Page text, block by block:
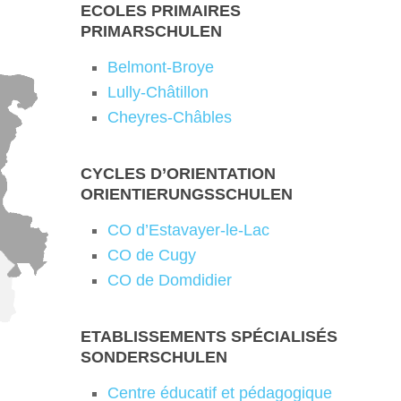
ECOLES PRIMAIRES
PRIMARSCHULEN
Belmont-Broye
Lully-Châtillon
Cheyres-Châbles
CYCLES D’ORIENTATION
ORIENTIERUNGSSCHULEN
CO d’Estavayer-le-Lac
CO de Cugy
CO de Domdidier
ETABLISSEMENTS SPÉCIALISÉS
SONDERSCHULEN
Centre éducatif et pédagogique